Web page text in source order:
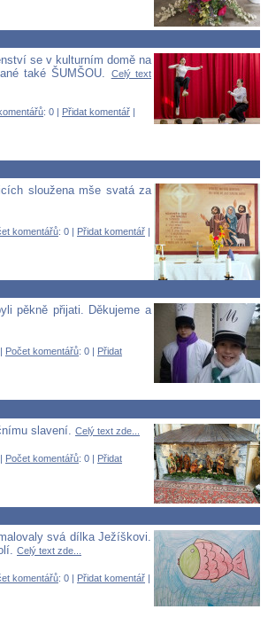
se v kulturním domě na
také ŠUMŠOU.
Celý text
: 0 | Přidat komentář |
sloužena mše svatá za
komentářů: 0 | Přidat komentář
pěkně přijati. Děkujeme a
Počet komentářů: 0 |
Přidat
slavení.
Celý text zde...
Počet komentářů: 0 | Přidat
svá dílka Ježíškovi.
Celý text zde...
komentářů: 0 | Přidat komentář |